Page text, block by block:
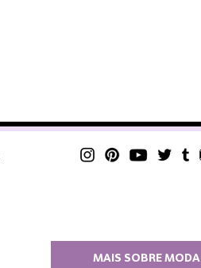
MAIS SOBRE MODA